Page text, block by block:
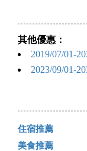
其他優惠：
2019/07/01-
2023/09/01-
住宿推薦
美食推薦